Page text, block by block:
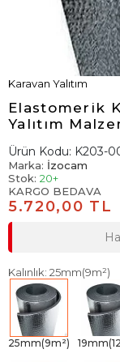
Karavan Yalıtım
Elastomerik
Yalıtım
Ürün Kodu: K203-
Marka: İzocam
Stok: 20+
KARGO BEDAVA
5.720,00 TL
Kalınlık: 25mm(9m²)
25mm(9m²)